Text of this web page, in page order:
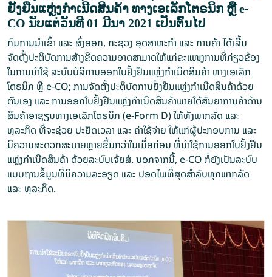
ຢັ້ງຢືນແຫຼ່ງກໍາເນີດສິນຄ້າ ທາງເອເລັກໂຕຣນິກ ຫຼື e-
CO ນັບແຕ່ວັນທີ 01 ມີນາ 2021 ເປັນຕົ້ນໄປ
ກົມການນໍາເຂົ້າ ແລະ ສົ່ງອອກ, ກະຊວງ ອຸດສາຫະກໍາ ແລະ ການຄ້າ ໄດ້ເລີ້ມ
ຈັດຕັ້ງປະຕິບັດການສ້າງຂີດຄວາມອາດສາມາດໃຫ້ແກ່ຂະແໜງການທີ່ກ່ຽວຂ້ອງ
ໃນການນໍາໃຊ້ ລະບົບບໍລິການອອກໃບຢັ້ງຢືນແຫຼ່ງກໍາເນີດສິນຄ້າ ທາງເອເລັກ
ໂຕຣນິກ ຫຼື e-CO; ການຈັດຕັ້ງປະຕິບັດການຢັ້ງຢືນແຫຼ່ງກຳເນີດສິນຄ້າດ້ວຍ
ຕົນເອງ ແລະ ການອອກໃບຢັ້ງຢືນແຫຼ່ງກໍາເນີດສິນຄ້າພາຍໃຕ້ສັນຍາການຄ້າດ້ານ
ສິນຄ້າອາຊຽນທາງເອເລັກໂຕຣນິກ (e-Form D) ໃຫ້ທັງພາກລັດ ແລະ
ທຸລະກິດ ທີ່ຈະຊ່ວຍ ປະຢັດເວລາ ແລະ ຄ່າໃຊ້ຈ່າຍ ໃຫ້ແກ່ຜູ້ປະກອບການ ແລະ
ມີຄວາມສະດວກສະບາຍຫຼາຍຂື້ນກວ່າໃນເມື່ອກ່ອນ ທີ່ນຳໃຊ້ການອອກໃບຢັ້ງຢືນ
ແຫຼ່ງກຳເນີດສິນຄ້າ ດ້ວຍລະບົບເຈ້ຍສໍ. ນອກຈາກນີ້, e-CO ກໍ່ຍັງເປັນລະບົບ
ແບບຖານຂໍ້ມູນທີ່ມີຄວາມລະອຽດ ແລະ ປອດໄພທີ່ສຸດສຳລັບທຸກພາກລັດ
ແລະ ທຸລະກິດ.